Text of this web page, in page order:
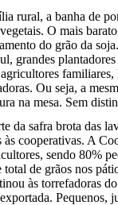
rural, a banha de
O mais
do grão da
grandes
familiares,
Ou seja, a
na mesa. Sem
da safra brota das
às cooperativas. A
sendo 80%
de grãos nos
às torrefadoras
Pequenos,